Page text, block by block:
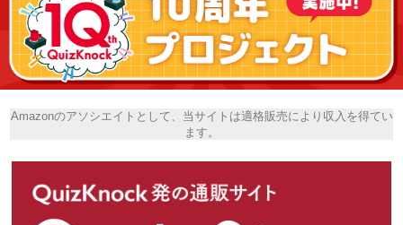
Amazonのアソシエイトとして、当サイトは適格販売により収入を得てい
ます。